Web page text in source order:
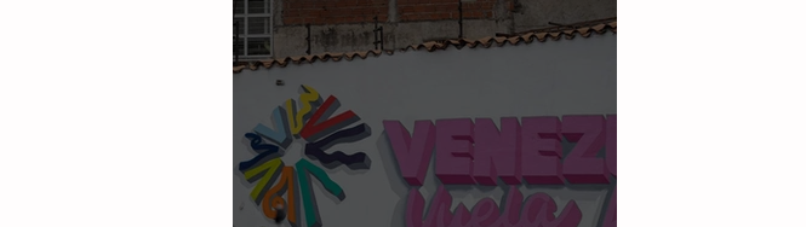
El Sie7e Temas Centrales Estilo de vida
Grupo Financiero Continental